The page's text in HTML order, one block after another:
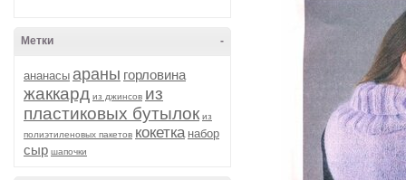
-
Метки
ананасы араны горловина
жаккард из джинсов из
пластиковых бутылок из
полиэтиленовых пакетов кокетка набор
сыр шапочки